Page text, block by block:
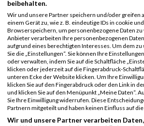
beibehalten.
Wir und unsere Partner speichern und/oder greifen
einem Gerät zu, wie z. B. eindeutige IDs in cookie
Browserspeichern, um personenbezogene Daten
Anbieter verarbeiten Ihre personenbezogenen
aufgrund eines berechtigten Interesses. Um dem
Sie die „Einstellungen“. Sie können Ihre
oder verwalten, indem Sie auf die Schaltfläche
klicken oder jederzeit auf die Fingerabdruck-
unteren Ecke der Website klicken. Um Ihre
klicken Sie auf den Fingerabdruck oder den Link in
und klicken Sie auf den Menüpunkt „Meine Daten“.
Sie Ihre Einwilligung widerrufen. Diese
Partnern mitgeteilt und haben keinen Einfluss auf
Wir und unsere Partner verarbeiten